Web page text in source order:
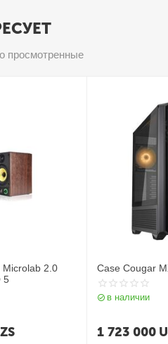
просмотренные
Microlab 2.0
5
Case Cougar
в наличии
1 723 000